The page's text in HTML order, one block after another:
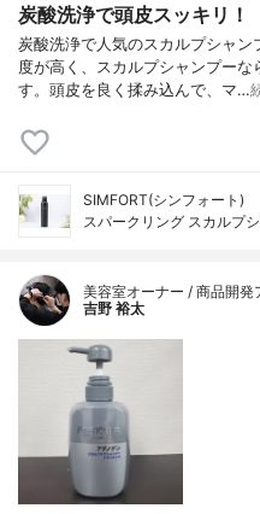
炭酸洗浄で頭皮スッキリ！
炭酸洗浄で人気のスカルプシャ
度が高く、スカルプシャンプーな
す。頭皮を良く揉み込んで、マ…
SIMFORT(シンフォート)
スパークリング スカルプ
美容室オーナー / 商品開発
吉野 裕太